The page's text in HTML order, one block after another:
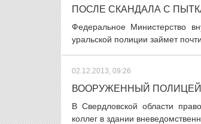
ПОСЛЕ СКАНДАЛА С
Федеральное Министерство
уральской полиции займет
02.12.2013, 09:26
ВООРУЖЕННЫЙ
В Свердловской области
коллег в здании